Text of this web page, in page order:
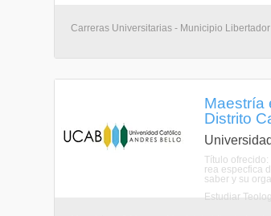
Carreras Universitarias - Municipio
Maestría
Distrito
Título
rea especfica
saber y su
Estudiar